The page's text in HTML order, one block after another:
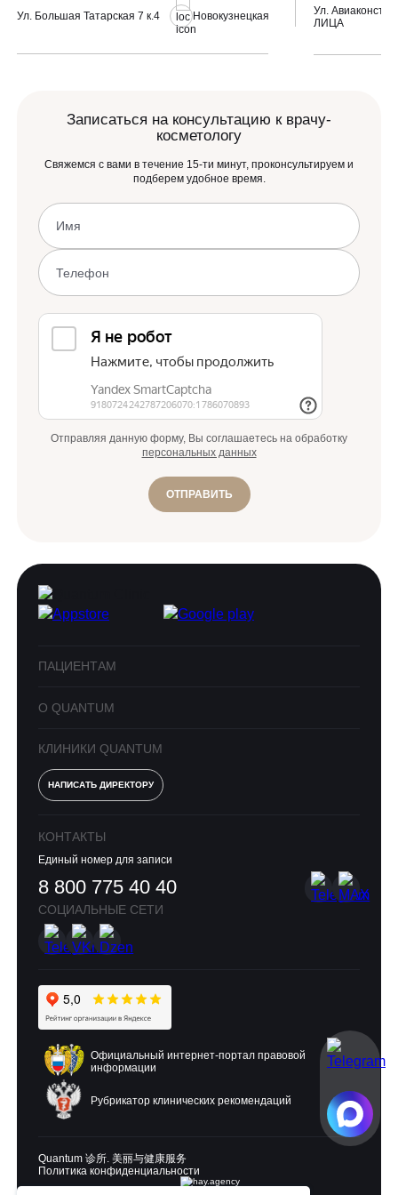
Ул. Большая Татарская 7 к.4 Новокузнецкая
Ул.
ЛИЦА
Записаться на консультацию к врачу-
косметологу
Свяжемся с вами в течение 15-ти минут, проконсультируем и
подберем удобное время.
Отправляя данную форму, Вы соглашаетесь на обработку
персональных данных
ОТПРАВИТЬ
ПАЦИЕНТАМ
О QUANTUM
КЛИНИКИ QUANTUM
НАПИСАТЬ ДИРЕКТОРУ
КОНТАКТЫ
Единый номер для записи
8 800 775 40 40
СОЦИАЛЬНЫЕ СЕТИ
Официальный интернет-портал правовой
информации
Рубрикатор клинических рекомендаций
Политика конфиденциальности
Quantum 诊所. 美丽与健康服务